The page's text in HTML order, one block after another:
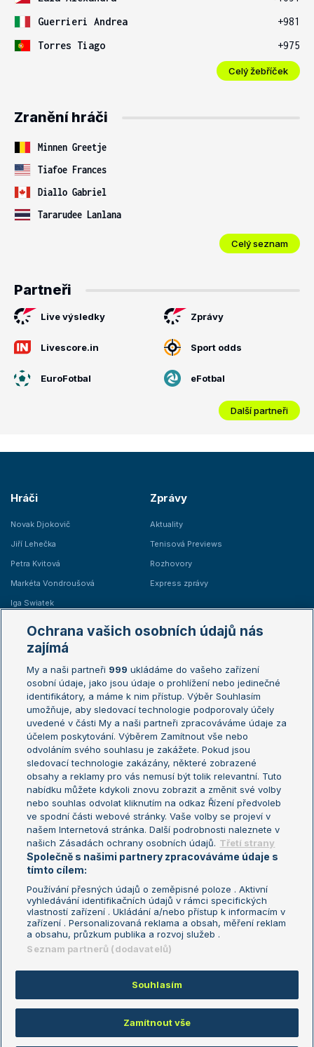
Guerrieri Andrea
+981
Torres Tiago
+975
Celý žebříček
Zranění hráči
Minnen Greetje
Tiafoe Frances
Diallo Gabriel
Tararudee Lanlana
Celý seznam
Partneři
Live výsledky Zprávy
Livescore.in Sport odds
EuroFotbal eFotbal
Další partneři
Hráči
Novak Djokovič
Jiří Lehečka
Petra Kvitová
Markéta Vondroušová
Iga Swiatek
Zprávy
Aktuality
Tenisová Previews
Rozhovory
Express zprávy
Žebříčky
Žebříček ATP (muži)
Žebříček WTA (ženy)
Sázkařský žebříček
Australian Open
French Open
Wimbledon
US Open
Turnaj mistrů
Turnaj mistryň
Aktualní trendy
Fotbalové přestupy
Livesport Daily
LS Prague Open
Podmínky užití
Nastavení soukromí
GDPR a žurnalistika
Reklama
Kontakt
Informace o zpracování osobních
údajů
Copyright © 2008-2026 TenisPortal.cz. Využíváme zpravodajství ČTK.
Ochrana vašich osobních údajů nás
zajímá
My a naši partneři 999 ukládáme do vašeho zařízení
osobní údaje, jako jsou údaje o prohlížení nebo jedinečné
identifikátory, a máme k nim přístup. Výběr Souhlasím
umožňuje, aby sledovací technologie podporovaly účely
uvedené v části My a naši partneři zpracováváme údaje za
účelem poskytování. Výběrem Zamítnout vše nebo
odvoláním svého souhlasu je zakážete. Pokud jsou
sledovací technologie zakázány, některé zobrazené
obsahy a reklamy pro vás nemusí být tolik relevantní. Tuto
nabídku můžete kdykoli znovu zobrazit a změnit své volby
nebo souhlas odvolat kliknutím na odkaz Řízení předvoleb
ve spodní části webové stránky. Vaše volby se projeví v
našem Internetová stránka. Další podrobnosti naleznete v
našich Zásadách ochrany osobních údajů. Třetí strany
Společně s našimi partnery zpracováváme údaje s
tímto cílem:
Používání přesných údajů o zeměpisné poloze . Aktivní
vyhledávání identifikačních údajů v rámci specifických
vlastností zařízení . Ukládání a/nebo přístup k informacím v
zařízení . Personalizovaná reklama a obsah, měření reklam
a obsahu, průzkum publika a rozvoj služeb .
Seznam partnerů (dodavatelů)
Souhlasím
Zamítnout vše